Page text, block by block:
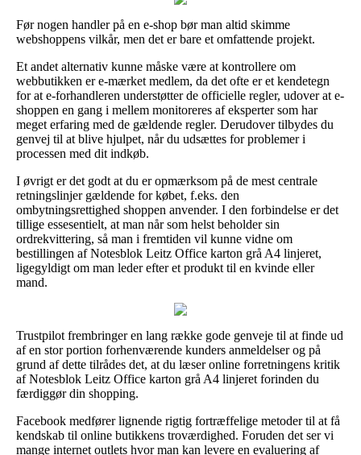
Før nogen handler på en e-shop bør man altid skimme
webshoppens vilkår, men det er bare et omfattende projekt.
Et andet alternativ kunne måske være at kontrollere om
webbutikken er e-mærket medlem, da det ofte er et kendetegn
for at e-forhandleren understøtter de officielle regler, udover at e-
shoppen en gang i mellem monitoreres af eksperter som har
meget erfaring med de gældende regler. Derudover tilbydes du
genvej til at blive hjulpet, når du udsættes for problemer i
processen med dit indkøb.
I øvrigt er det godt at du er opmærksom på de mest centrale
retningslinjer gældende for købet, f.eks. den
ombytningsrettighed shoppen anvender. I den forbindelse er det
tillige essesentielt, at man når som helst beholder sin
ordrekvittering, så man i fremtiden vil kunne vidne om
bestillingen af Notesblok Leitz Office karton grå A4 linjeret,
ligegyldigt om man leder efter et produkt til en kvinde eller
mand.
Trustpilot frembringer en lang række gode genveje til at finde ud
af en stor portion forhenværende kunders anmeldelser og på
grund af dette tilrådes det, at du læser online forretningens kritik
af Notesblok Leitz Office karton grå A4 linjeret forinden du
færdiggør din shopping.
Facebook medfører lignende rigtig fortræffelige metoder til at få
kendskab til online butikkens troværdighed. Foruden det ser vi
mange internet outlets hvor man kan levere en evaluering af